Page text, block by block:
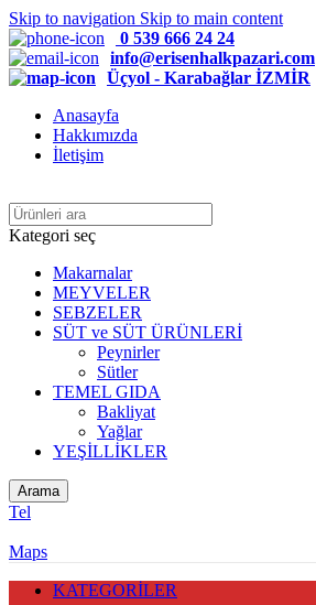
Skip to navigation Skip to main content
0 539 666 24 24
info@erisenhalkpazari.com
Üçyol - Karabağlar İZMİR
Anasayfa
Hakkımızda
İletişim
Kategori seç
Makarnalar
MEYVELER
SEBZELER
SÜT ve SÜT ÜRÜNLERİ
Peynirler
Sütler
TEMEL GIDA
Bakliyat
Yağlar
YEŞİLLİKLER
Arama
Tel
Maps
KATEGORİLER